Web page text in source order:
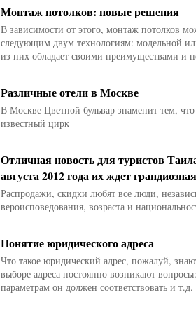
Монтаж потолков: новые решения
В зависимости от этого, монтаж потолков
следующим двум технологиям: модельной
из них обладает своими преимуществами и
Различные отели в Москве
В Москве Цветной бульвар знаменит тем,
известный цирк
Отличная новость для туристов
августа 2012 года их ждет
Распродажи, скидки любят все люди,
вероисповедования, возраста и
Понятие юридического адреса
Что такое юридический адрес, пожалуй,
выборе адреса постоянно возникают
параметрам он должен соответствовать и т.д.